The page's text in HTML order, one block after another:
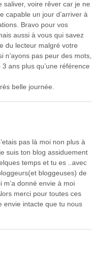
saliver, voire rêver car je ne
capable un jour d’arriver à
Bravo pour vos
aussi à vous qui savez
du lecteur malgré votre
n’ayons pas peur des mots,
ans plus qu’une référence
belle journée.
pas là moi non plus à
suis ton blog assiduement
temps et tu es ..avec
bloggeuses) de
donné envie à moi
merci pour toutes ces
envie intacte que tu nous